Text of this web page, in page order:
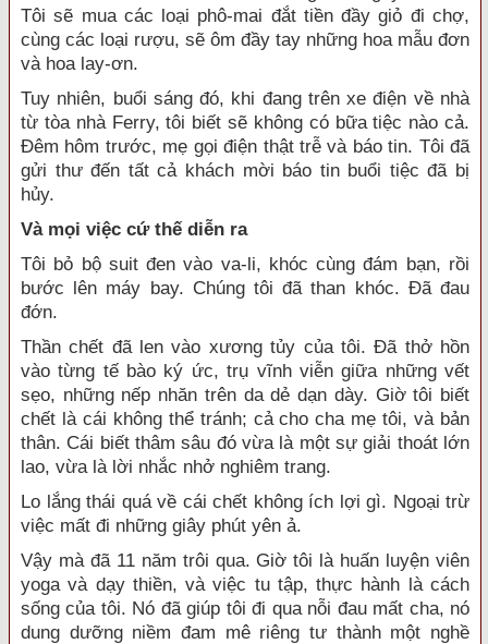
Tôi sẽ mua các loại phô-mai đắt tiền đầy giỏ đi chợ,
cùng các loại rượu, sẽ ôm đầy tay những hoa mẫu đơn
và hoa lay-ơn.
Tuy nhiên, buổi sáng đó, khi đang trên xe điện về nhà
từ tòa nhà Ferry, tôi biết sẽ không có bữa tiệc nào cả.
Đêm hôm trước, mẹ gọi điện thật trễ và báo tin. Tôi đã
gửi thư đến tất cả khách mời báo tin buổi tiệc đã bị
hủy.
Và mọi việc cứ thế diễn ra
Tôi bỏ bộ suit đen vào va-li, khóc cùng đám bạn, rồi
bước lên máy bay. Chúng tôi đã than khóc. Đã đau
đớn.
Thần chết đã len vào xương tủy của tôi. Đã thở hồn
vào từng tế bào ký ức, trụ vĩnh viễn giữa những vết
sẹo, những nếp nhăn trên da dẻ dạn dày. Giờ tôi biết
chết là cái không thể tránh; cả cho cha mẹ tôi, và bản
thân. Cái biết thâm sâu đó vừa là một sự giải thoát lớn
lao, vừa là lời nhắc nhở nghiêm trang.
Lo lắng thái quá về cái chết không ích lợi gì. Ngoại trừ
việc mất đi những giây phút yên ả.
Vậy mà đã 11 năm trôi qua. Giờ tôi là huấn luyện viên
yoga và dạy thiền, và việc tu tập, thực hành là cách
sống của tôi. Nó đã giúp tôi đi qua nỗi đau mất cha, nó
dung dưỡng niềm đam mê riêng tư thành một nghề